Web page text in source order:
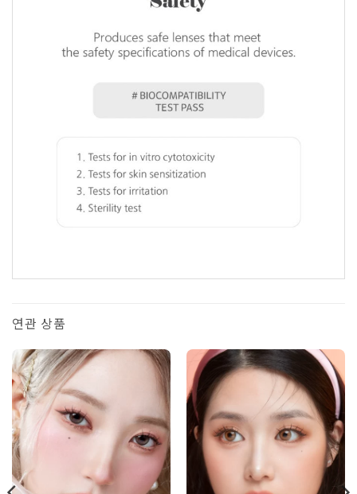
객 평가를
기준으로 5
점 만점에
점으로 평
가됨
연관 상품